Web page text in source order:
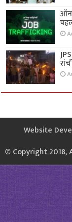
Website
© Copyright 2018,